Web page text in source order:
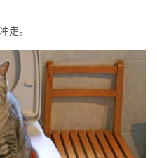
走。